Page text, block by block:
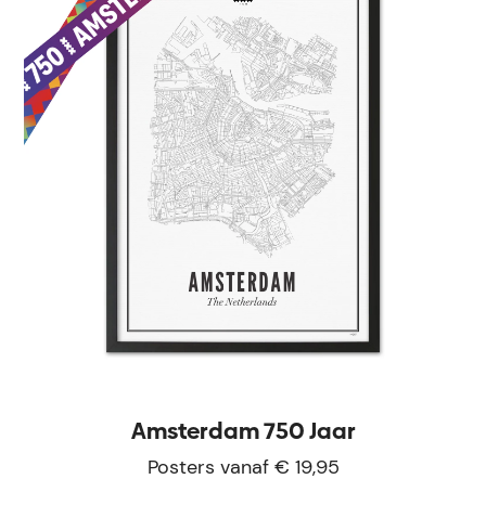
Amsterdam 750 Jaar
Posters vanaf € 19,95